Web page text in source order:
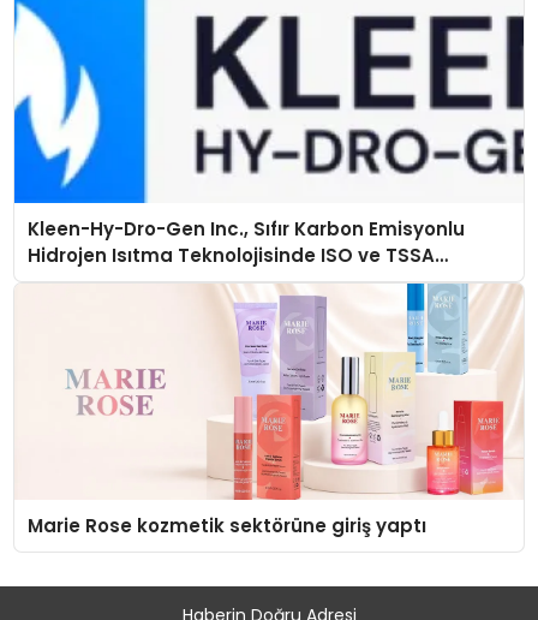
Kleen-Hy-Dro-Gen Inc., Sıfır Karbon Emisyonlu
Hidrojen Isıtma Teknolojisinde ISO ve TSSA
Düzenleyici Onaylarını Aldı
Marie Rose kozmetik sektörüne giriş yaptı